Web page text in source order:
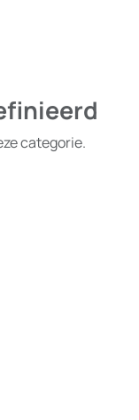
categorie.